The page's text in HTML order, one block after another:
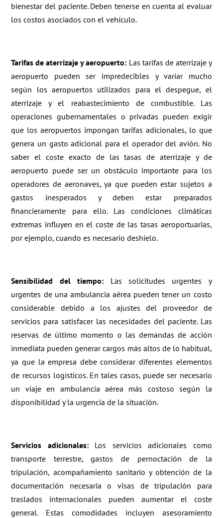
bienestar del paciente. Deben tenerse en cuenta al evaluar
los costos asociados con el vehículo.
Tarifas de aterrizaje y aeropuerto: Las tarifas de aterrizaje y
aeropuerto pueden ser impredecibles y variar mucho
según los aeropuertos utilizados para el despegue, el
aterrizaje y el reabastecimiento de combustible. Las
operaciones gubernamentales o privadas pueden exigir
que los aeropuertos impongan tarifas adicionales, lo que
genera un gasto adicional para el operador del avión. No
saber el coste exacto de las tasas de aterrizaje y de
aeropuerto puede ser un obstáculo importante para los
operadores de aeronaves, ya que pueden estar sujetos a
gastos inesperados y deben estar preparados
financieramente para ello. Las condiciones climáticas
extremas influyen en el coste de las tasas aeroportuarias,
por ejemplo, cuando es necesario deshielo.
Sensibilidad del tiempo: Las solicitudes urgentes y
urgentes de una ambulancia aérea pueden tener un costo
considerable debido a los ajustes del proveedor de
servicios para satisfacer las necesidades del paciente. Las
reservas de último momento o las demandas de acción
inmediata pueden generar cargos más altos de lo habitual,
ya que la empresa debe considerar diferentes elementos
de recursos logísticos. En tales casos, puede ser necesario
un viaje en ambulancia aérea más costoso según la
disponibilidad y la urgencia de la situación.
Servicios adicionales:Los servicios adicionales como
transporte terrestre, gastos de pernoctación de la
tripulación, acompañamiento sanitario y obtención de la
documentación necesaria o visas de tripulación para
traslados internacionales pueden aumentar el coste
general. Estas comodidades incluyen asesoramiento